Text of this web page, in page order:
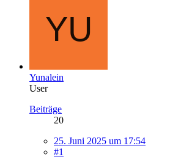
Yunalein
User
Beiträge
20
25. Juni 2025 um 17:54
#1